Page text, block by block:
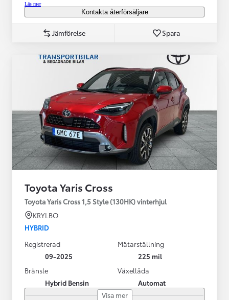
Läs mer
Kontakta återförsäljare
Jämförelse Spara
Toyota Yaris Cross
Toyota Yaris Cross 1,5 Style (130HK) vinterhjul
KRYLBO
HYBRID
Registrerad
09-2025
Mätarställning
225 mil
Bränsle
Hybrid Bensin
Växellåda
Automat
Visa mer